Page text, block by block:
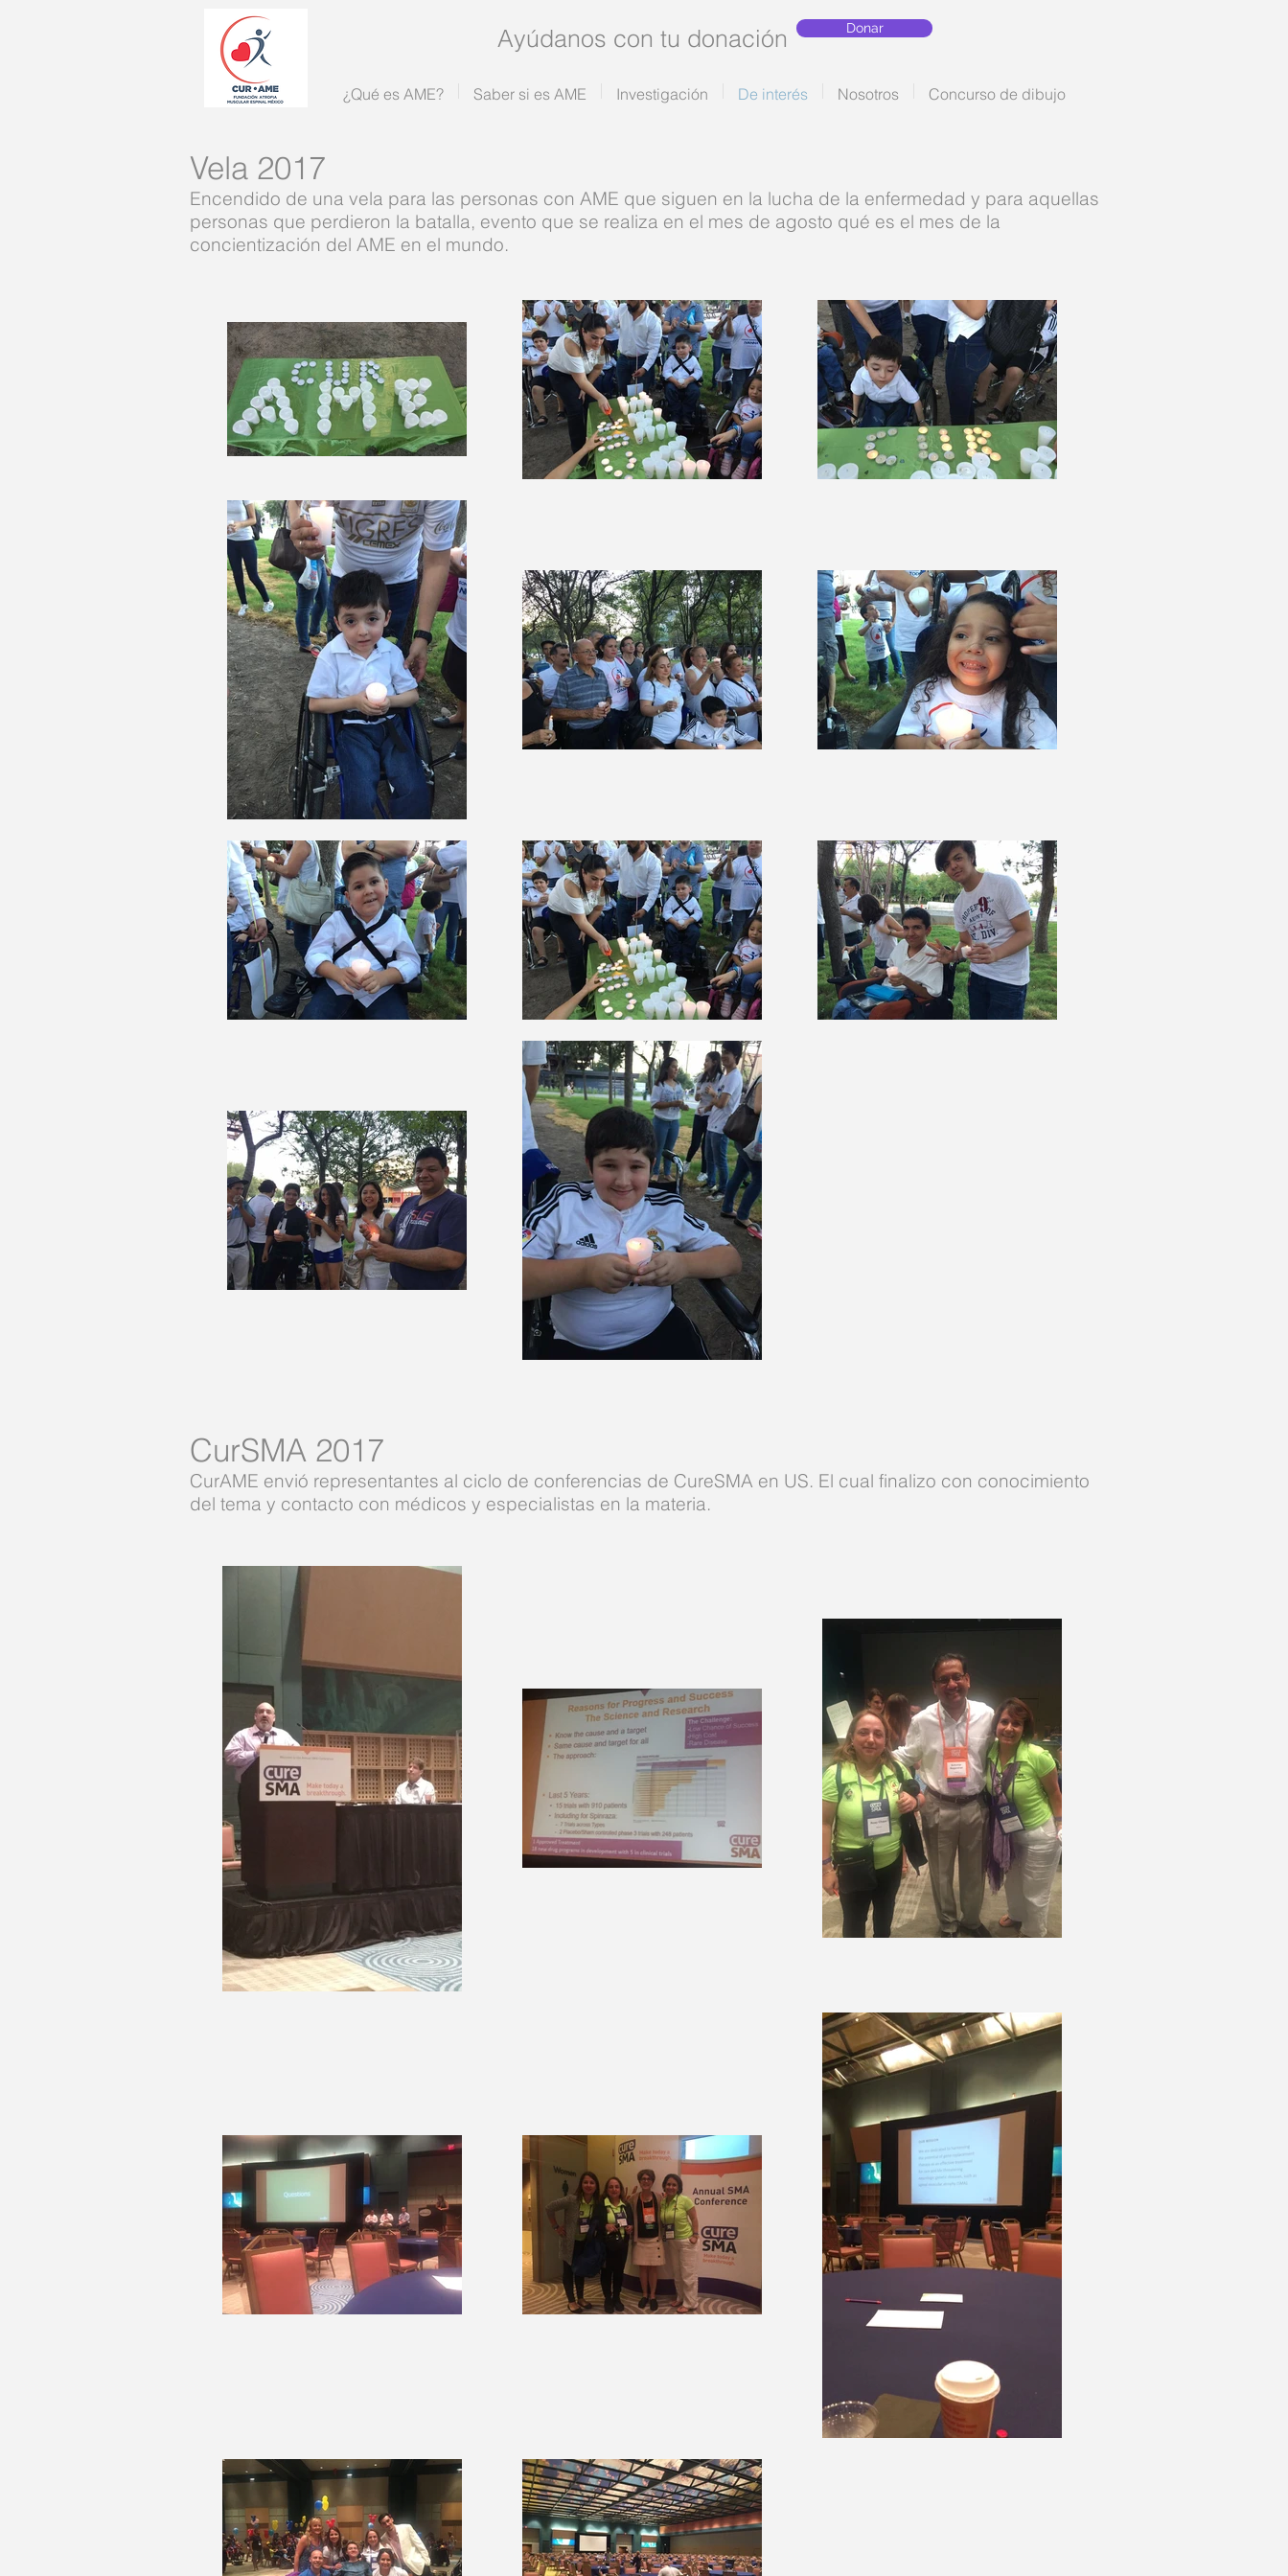
Ayúdanos con tu donación Donar
¿Qué es AME? Saber si es AME Investigación De interés Nosotros Concurso de dibujo
Vela 2017
Encendido de una vela para las personas con AME que siguen en la lucha de la enfermedad y para aquellas
personas que perdieron la batalla, evento que se realiza en el mes de agosto qué es el mes de la
concientización del AME en el mundo.
CurSMA 2017
CurAME envió representantes al ciclo de conferencias de CureSMA en US. El cual finalizo con conocimiento
del tema y contacto con médicos y especialistas en la materia.